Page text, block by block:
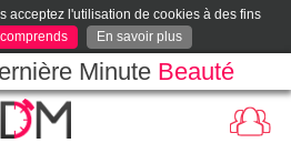
acceptez l'utilisation de cookies à des fins
En savoir plus
Minute Beauté